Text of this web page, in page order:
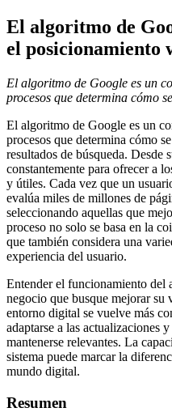
El algoritmo de
el posicionamiento
El algoritmo de Google es un
procesos que determina cómo
El algoritmo de Google es un
procesos que determina cómo
resultados de búsqueda. Desde
constantemente para ofrecer a
y útiles. Cada vez que un
evalúa miles de millones de
seleccionando aquellas que
proceso no solo se basa en la
que también considera una
experiencia del usuario.
Entender el funcionamiento del
negocio que busque mejorar
entorno digital se vuelve más
adaptarse a las actualizaciones
mantenerse relevantes. La
sistema puede marcar la
mundo digital.
Resumen